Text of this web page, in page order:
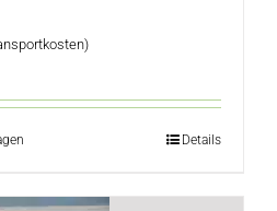
Details